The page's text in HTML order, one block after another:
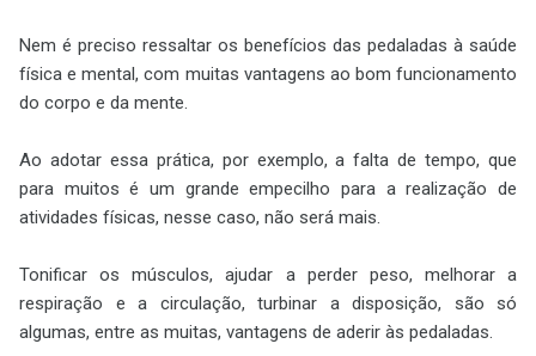
Nem é preciso ressaltar os benefícios das pedaladas à saúde
física e mental, com muitas vantagens ao bom funcionamento
do corpo e da mente.
Ao adotar essa prática, por exemplo, a falta de tempo, que
para muitos é um grande empecilho para a realização de
atividades físicas, nesse caso, não será mais.
Tonificar os músculos, ajudar a perder peso, melhorar a
respiração e a circulação, turbinar a disposição, são só
algumas, entre as muitas, vantagens de aderir às pedaladas.